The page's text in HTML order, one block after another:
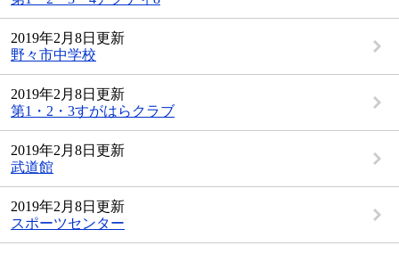
2019年2月8日更新
野々市中学校
2019年2月8日更新
第1・2・3すがはらクラブ
2019年2月8日更新
武道館
2019年2月8日更新
スポーツセンター